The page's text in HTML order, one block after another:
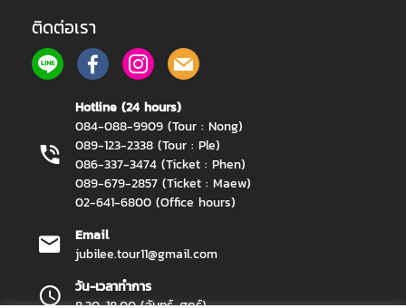
ติดต่อเรา
Hotline (24 hours)
084-088-9909 (Tour : Nong)
089-123-2338 (Tour : Ple)
086-337-3474 (Ticket : Phen)
089-679-2857 (Ticket : Maew)
02-641-6800 (Office hours)
Email
jubilee.tour11@gmail.com
วัน-เวลาทำการ